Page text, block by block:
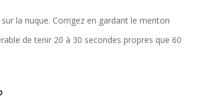
la nuque. Corrigez en gardant le menton
de tenir 20 à 30 secondes propres que 60